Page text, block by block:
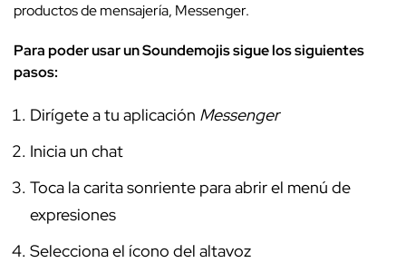
productos de mensajería, Messenger.
Para poder usar un Soundemojis sigue los siguientes
pasos:
Dirígete a tu aplicación Messenger
Inicia un chat
Toca la carita sonriente para abrir el menú de
expresiones
Selecciona el ícono del altavoz